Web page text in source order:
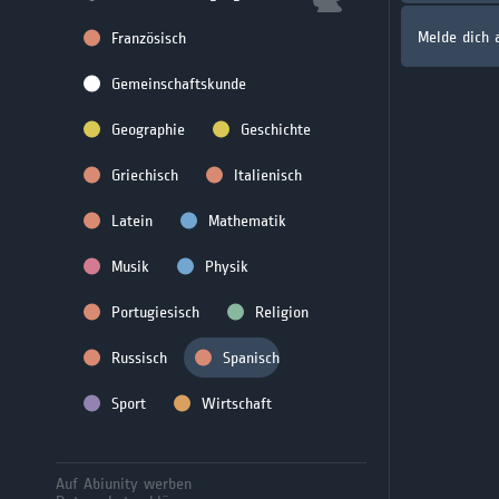
Französisch
Gemeinschaftskunde
Geographie Geschichte
Griechisch Italienisch
Latein Mathematik
Musik Physik
Portugiesisch Religion
Russisch Spanisch
Sport Wirtschaft
Auf Abiunity werben
Melde dich